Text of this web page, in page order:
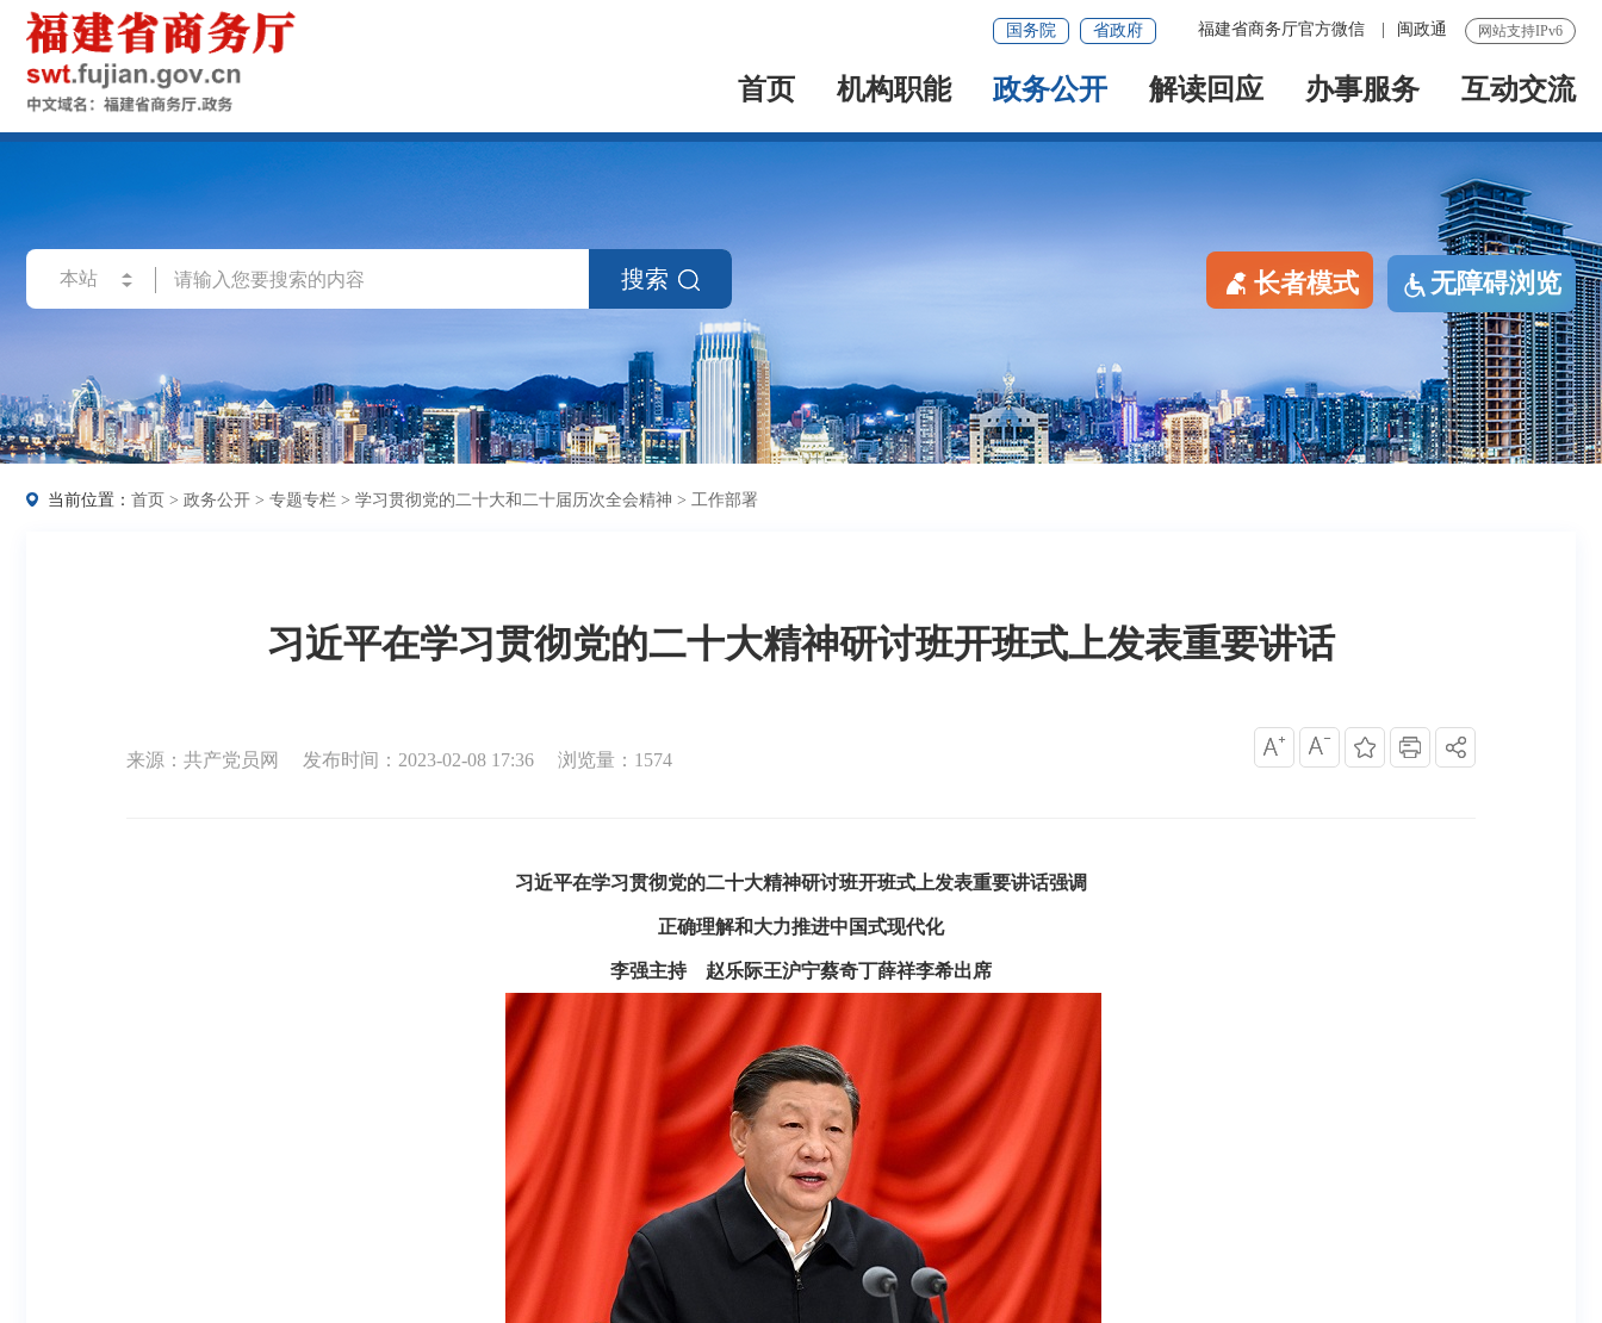
网站支持IPv6
福建省商务厅官方微信 闽政通
国务院 省政府
首页 机构职能 政务公开 解读回应 办事服务 互动交流
搜索 长者模式 无障碍浏览
当前位置： 首页 > 政务公开 > 专题专栏 > 学习贯彻党的二十大和二十届历次全会精神 > 工作部署
习近平在学习贯彻党的二十大精神研讨班开班式上发表重要讲话
来源：共产党员网 发布时间：2023-02-08 17:36 浏览量：1574
习近平在学习贯彻党的二十大精神研讨班开班式上发表重要讲话强调
正确理解和大力推进中国式现代化
李强主持 赵乐际王沪宁蔡奇丁薛祥李希出席